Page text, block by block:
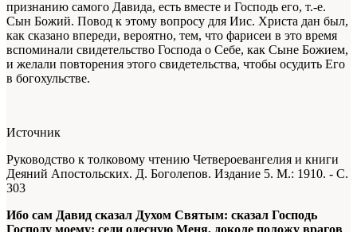
признанию самого Давида, есть вместе и Господь его, т.-е.
Сын Божий. Повод к этому вопросу для Иис. Христа дан был,
как сказано впереди, вероятно, тем, что фарисеи в это время
вспоминали свидетельство Господа о Себе, как Сыне Божием,
и желали повторения этого свидетельства, чтобы осудить Его
в богохульстве.
Источник
Руководство к толковому чтению Четвероевангелия и книги
Деяний Апостольских. Д. Боголепов. Издание 5. М.: 1910. - С.
303
Ибо сам Давид сказал Духом Святым: сказал Господь